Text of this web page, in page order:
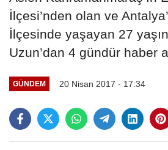
İlçesi’nden olan ve
İlçesinde yaşayan 27
Uzun’dan 4 gündür haber
GÜNDEM 20 Nisan 2017 - 17:34